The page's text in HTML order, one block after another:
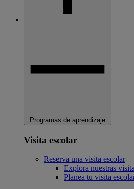
Programas de aprendizaje
Visita escolar
Reserva una visita escolar
Explora nuestras
Planea tu visita